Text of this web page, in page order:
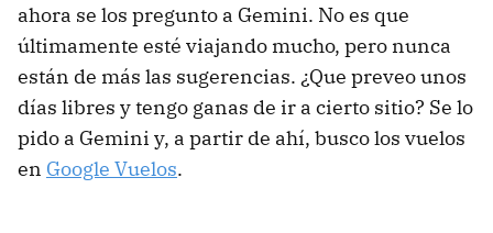
ahora se los pregunto a Gemini. No es que
últimamente esté viajando mucho, pero nunca
están de más las sugerencias. ¿Que preveo unos
días libres y tengo ganas de ir a cierto sitio? Se lo
pido a Gemini y, a partir de ahí, busco los vuelos
en Google Vuelos.